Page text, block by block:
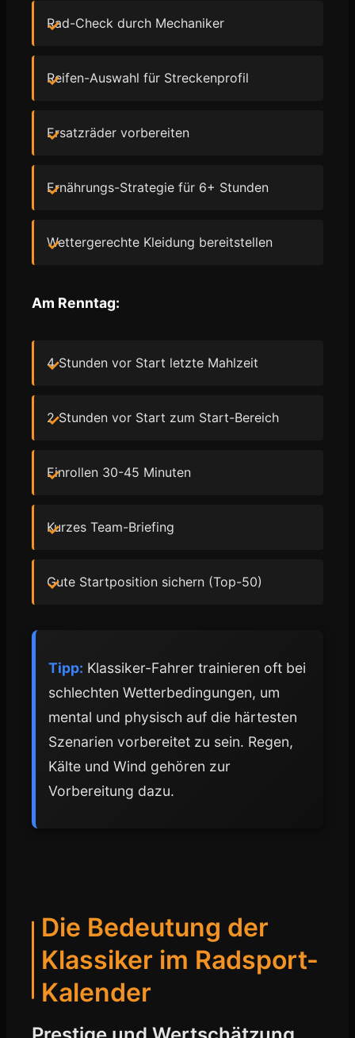
Rad-Check durch Mechaniker
Reifen-Auswahl für Streckenprofil
Ersatzräder vorbereiten
Ernährungs-Strategie für 6+ Stunden
Wettergerechte Kleidung bereitstellen
Am Renntag:
4 Stunden vor Start letzte Mahlzeit
2 Stunden vor Start zum Start-Bereich
Einrollen 30-45 Minuten
Kurzes Team-Briefing
Gute Startposition sichern (Top-50)
Tipp: Klassiker-Fahrer trainieren oft bei
schlechten Wetterbedingungen, um
mental und physisch auf die härtesten
Szenarien vorbereitet zu sein. Regen,
Kälte und Wind gehören zur
Vorbereitung dazu.
Die Bedeutung der
Klassiker im Radsport-
Kalender